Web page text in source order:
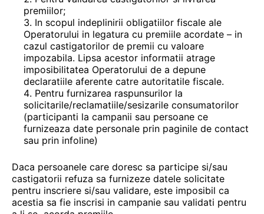
premiilor;
In scopul indeplinirii obligatiilor fiscale ale
Operatorului in legatura cu premiile acordate – in
cazul castigatorilor de premii cu valoare
impozabila. Lipsa acestor informatii atrage
imposibilitatea Operatorului de a depune
declaratiile aferente catre autoritatile fiscale.
Pentru furnizarea raspunsurilor la
solicitarile/reclamatiile/sesizarile consumatorilor
(participanti la campanii sau persoane ce
furnizeaza date personale prin paginile de contact
sau prin infoline)
Daca persoanele care doresc sa participe si/sau
castigatorii refuza sa furnizeze datele solicitate
pentru inscriere si/sau validare, este imposibil ca
acestia sa fie inscrisi in campanie sau validati pentru